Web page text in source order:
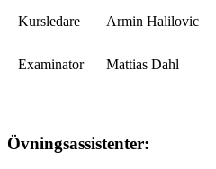
Kursledare Armin Halilovic
Examinator Mattias Dahl
Övningsassistenter: